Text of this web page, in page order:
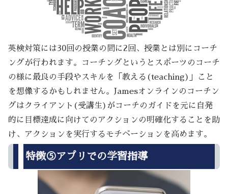
英検対策には30回の授業の間に2回、授業とは別にコーチ
ングが行われます。コーチングというとスポーツのコーチ
の様に最良の手段やスキルを「教える(teaching)」こと
を想像するかもしれません。Jamesオンラインのコーチン
グはクライアント(受講生)がコーチのガイドを元に自発
的に目標達成に向けてのアクションの明確化することを助
け、アクションを実行するモチベーションを高めます。
特徴⑤アプリでの学習指導